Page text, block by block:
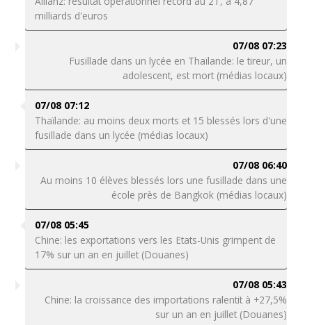
milliards d'euros
07/08 07:23
Fusillade dans un lycée en Thaïlande: le tireur, un
adolescent, est mort (médias locaux)
07/08 07:12
Thaïlande: au moins deux morts et 15 blessés lors d'une
fusillade dans un lycée (médias locaux)
07/08 06:40
Au moins 10 élèves blessés lors une fusillade dans une
école près de Bangkok (médias locaux)
07/08 05:45
Chine: les exportations vers les Etats-Unis grimpent de
17% sur un an en juillet (Douanes)
07/08 05:43
Chine: la croissance des importations ralentit à +27,5%
sur un an en juillet (Douanes)